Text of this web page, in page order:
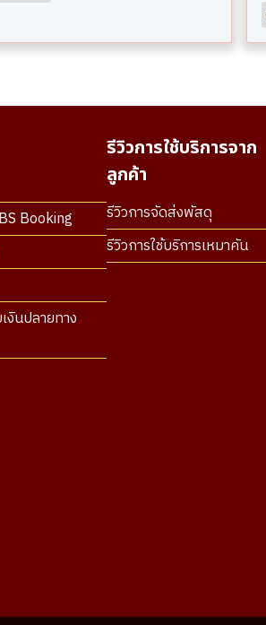
Booking
งินปลายทาง
รีวิวการใช้บริการจาก
ลูกค้า
รีวิวการจัดส่งพัสดุ
รีวิวการใช้บริการเหมาคัน